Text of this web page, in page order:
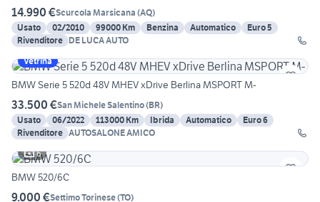
14.990 €Scurcola Marsicana (AQ)
Usato
02/2010 99000 Km Benzina Automatico
Euro 5
Rivenditore DE LUCA AUTO
Vetrina
BMW Serie 5 520d 48V MHEV xDrive Berlina MSPORT M-
33.500 €San Michele Salentino(BR)
Usato
06/2022 113000 Km Ibrida Automatico
Euro 6
Rivenditore AUTOSALONE AMICO
6
BMW 520/6C
9.000 €Settimo Torinese(TO)